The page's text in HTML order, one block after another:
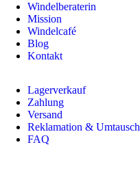
Windelberaterin
Mission
Windelcafé
Blog
Kontakt
Lagerverkauf
Zahlung
Versand
Reklamation & Umtausch
FAQ